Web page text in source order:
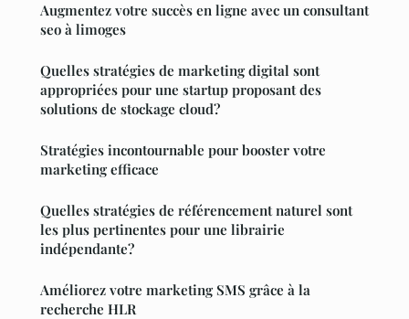
Augmentez votre succès en ligne avec un consultant
seo à limoges
Quelles stratégies de marketing digital sont
appropriées pour une startup proposant des
solutions de stockage cloud?
Stratégies incontournable pour booster votre
marketing efficace
Quelles stratégies de référencement naturel sont
les plus pertinentes pour une librairie
indépendante?
Améliorez votre marketing SMS grâce à la
recherche HLR